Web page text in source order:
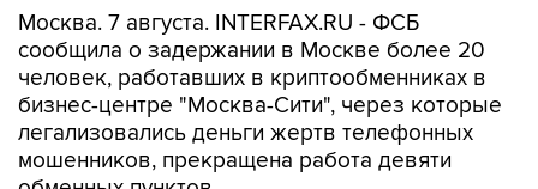
Москва. 7 августа. INTERFAX.RU - ФСБ
сообщила о задержании в Москве более 20
человек, работавших в криптообменниках в
бизнес-центре "Москва-Сити", через которые
легализовались деньги жертв телефонных
мошенников, прекращена работа девяти